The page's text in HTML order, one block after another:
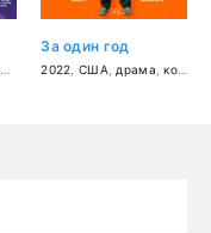
За один год
2022 США драма ,комедия